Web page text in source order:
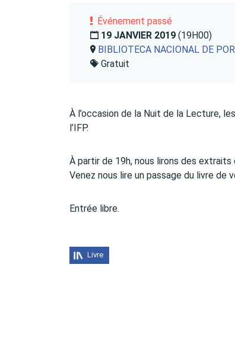
Événement passé
19 JANVIER 2019 (19H00)
BIBLIOTECA NACIONAL DE
Gratuit
À l’occasion de la Nuit de la Lecture,
l’IFP.
À partir de 19h, nous lirons des
Venez nous lire un passage du livre
Entrée libre.
Livre